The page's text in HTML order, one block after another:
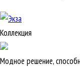
Коллекция
Модное решение,